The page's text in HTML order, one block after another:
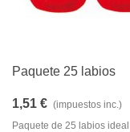
Paquete 25 labios
1,51 € (impuestos inc.)
Paquete de 25 labios